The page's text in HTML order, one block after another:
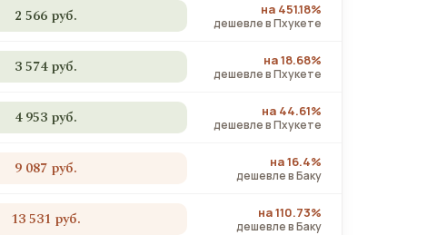
2 566 руб. на 451.18%
дешевле в Пхукете
3 574 руб. на 18.68%
дешевле в Пхукете
4 953 руб. на 44.61%
дешевле в Пхукете
9 087 руб. на 16.4%
дешевле в Баку
13 531 руб. на 110.73%
дешевле в Баку